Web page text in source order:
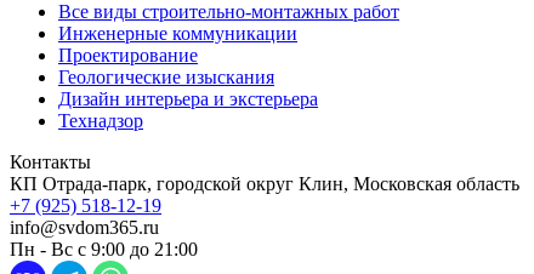
Все виды строительно-монтажных работ
Инженерные коммуникации
Проектирование
Геологические изыскания
Дизайн интерьера и экстерьера
Технадзор
Контакты
КП Отрада-парк, городской округ Клин, Московская область
+7 (925) 518-12-19
info@svdom365.ru
Пн - Вс с 9:00 до 21:00